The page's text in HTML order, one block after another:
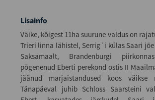
Lisainfo
Väike, kõigest 11ha suurune valdus on
Trieri linna lähistel, Serrig´i külas Saari
Saksamaalt, Brandenburgi
põgenenud Eberti perekond ostis II
jäänud marjaistandused koos väikse
Tänapäeval juhib Schloss Saarsteini